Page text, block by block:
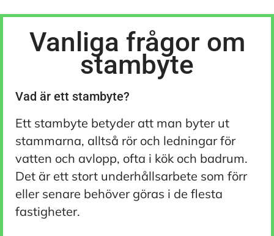
Vanliga frågor om
stambyte
Vad är ett stambyte?
Ett stambyte betyder att man byter ut
stammarna, alltså rör och ledningar för
vatten och avlopp, ofta i kök och badrum.
Det är ett stort underhållsarbete som förr
eller senare behöver göras i de flesta
fastigheter.